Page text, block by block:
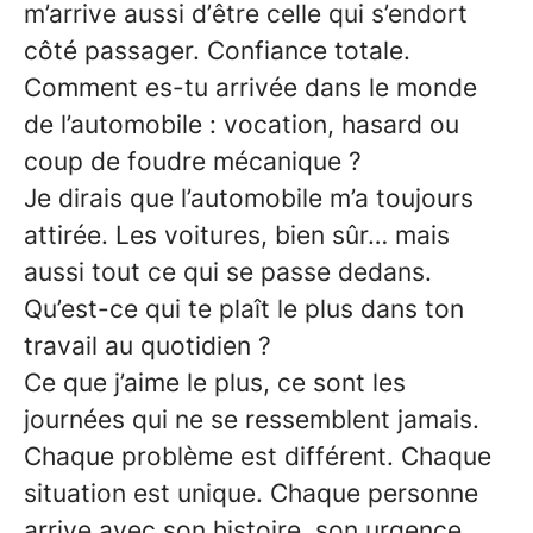
m’arrive aussi d’être celle qui s’endort
côté passager. Confiance totale.
Comment es-tu arrivée dans le monde
de l’automobile : vocation, hasard ou
coup de foudre mécanique ?
Je dirais que l’automobile m’a toujours
attirée. Les voitures, bien sûr… mais
aussi tout ce qui se passe dedans.
Qu’est-ce qui te plaît le plus dans ton
travail au quotidien ?
Ce que j’aime le plus, ce sont les
journées qui ne se ressemblent jamais.
Chaque problème est différent. Chaque
situation est unique. Chaque personne